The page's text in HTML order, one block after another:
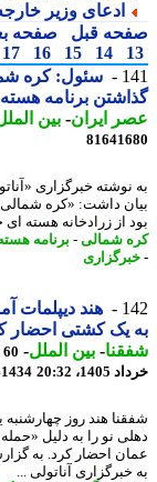
ادعای وزیر خارجه
قبل صفحه بعد
14
15
16
17
18
سئول: کره شمالی
برنامه هسته
ایران- بین الملل-60 روز پیش - چهارشنبه 20
خبرگزاری
داشت: «کره شمالی پس
از زرادخانه هسته ای
شمالی-برنامه هسته ای
هند دیپلمات
یک کشتی احضار کرد
-بین الملل-
20:32
هند روز چهارشنبه یک
نو را به دلیل «حمله»
احضار کرد. به گزارش
آناتولی ...